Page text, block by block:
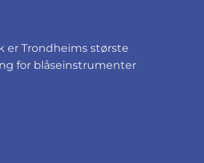
er Trondheims største
for blåseinstrumenter